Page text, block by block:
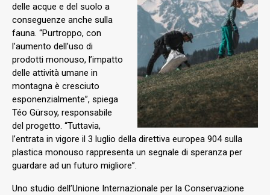
delle acque e del suolo a
conseguenze anche sulla
fauna. “Purtroppo, con
l’aumento dell’uso di
prodotti monouso, l’impatto
delle attività umane in
montagna è cresciuto
esponenzialmente”, spiega
Téo Gürsoy, responsabile
del progetto. “Tuttavia,
l’entrata in vigore il 3 luglio della direttiva europea 904 sulla
plastica monouso rappresenta un segnale di speranza per
guardare ad un futuro migliore”.
Uno studio dell’Unione Internazionale per la Conservazione